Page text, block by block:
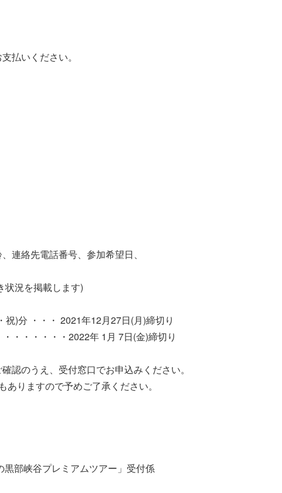
払いください。
連絡先電話番号、参加希望日、
状況を掲載します)
)分 ・・・ 2021年12月27日(月)締切り
・・・・・・2022年 1月 7日(金)締切り
認のうえ、受付窓口でお申込みください。
りますので予めご了承ください。
部峡谷プレミアムツアー」受付係